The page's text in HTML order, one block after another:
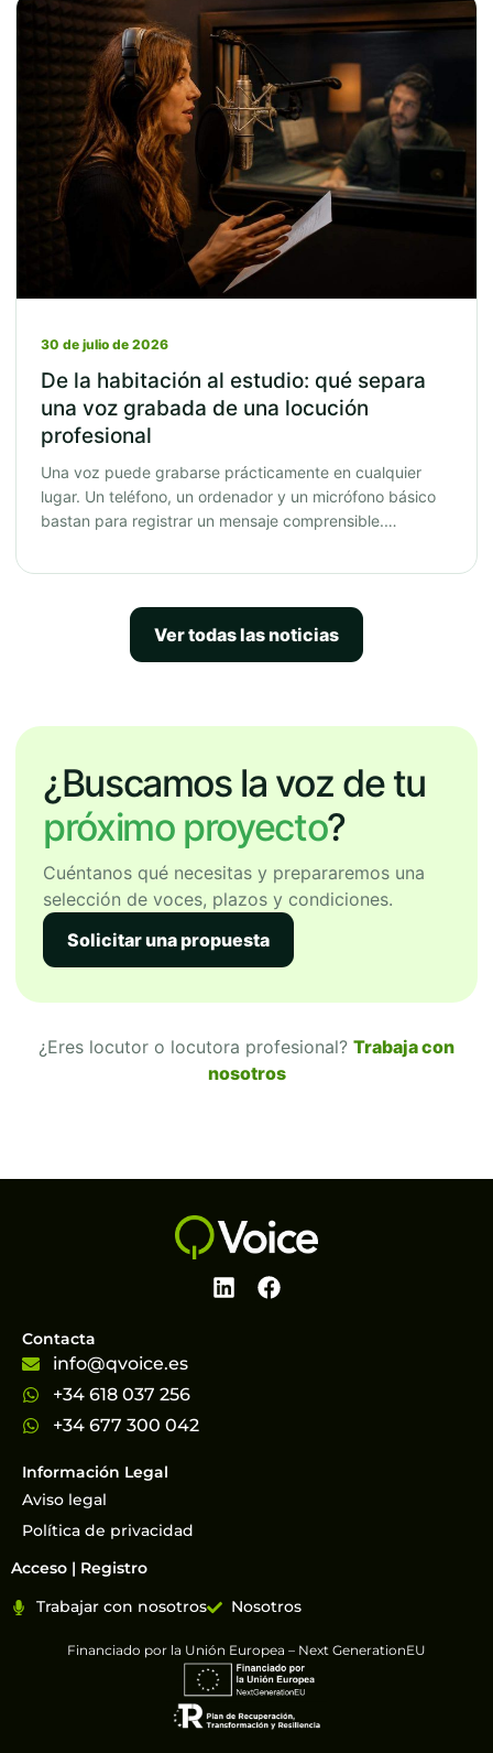
30 de julio de 2026
De la habitación al estudio: qué separa
una voz grabada de una locución
profesional
Una voz puede grabarse prácticamente en cualquier
lugar. Un teléfono, un ordenador y un micrófono básico
bastan para registrar un mensaje comprensible.…
Ver todas las noticias
¿Buscamos la voz de tu
próximo proyecto?
Cuéntanos qué necesitas y prepararemos una
selección de voces, plazos y condiciones.
Solicitar una propuesta
¿Eres locutor o locutora profesional? Trabaja con
nosotros
Información Legal
Aviso legal
Política de privacidad
Contacta
info@qvoice.es
+34 618 037 256
+34 677 300 042
Acceso | Registro
Trabajar con nosotros
Nosotros
Financiado por la Unión Europea – Next GenerationEU